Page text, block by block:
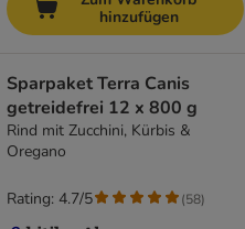
hinzufügen
Sparpaket Terra Canis
getreidefrei 12 x 800 g
Rind mit Zucchini, Kürbis &
Oregano
Rating: 4.7/5 (58)